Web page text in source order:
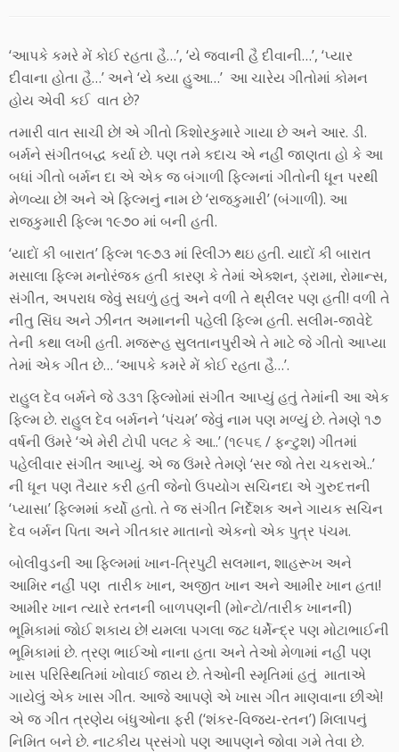
‘આપકે કમરે મેં કોઈ રહતા હૈ…’, ‘યે જવાની હૈ દીવાની…’, ‘પ્યાર
દીવાના હોતા હૈ…’ અને ‘યે ક્યા હુઆ…’ આ ચારેય ગીતોમાં કોમન
હોય એવી કઈ વાત છે?
તમારી વાત સાચી છે! એ ગીતો કિશોરકુમારે ગાયા છે અને આર. ડી.
બર્મને સંગીતબદ્ધ કર્યા છે. પણ તમે કદાચ એ નહીં જાણતા હો કે આ
બધાં ગીતો બર્મન દા એ એક જ બંગાળી ફિલ્મનાં ગીતોની ધૂન પરથી
મેળવ્યા છે! અને એ ફિલ્મનું નામ છે ‘રાજકુમારી’ (બંગાળી). આ
રાજકુમારી ફિલ્મ ૧૯૭૦ માં બની હતી.
‘યાદોં કી બારાત’ ફિલ્મ ૧૯૭૩ માં રિલીઝ થઇ હતી. યાદોં કી બારાત
મસાલા ફિલ્મ મનોરંજક હતી કારણ કે તેમાં એક્શન, ડ્રામા, રોમાન્સ,
સંગીત, અપરાધ જેવું સઘળું હતું અને વળી તે થ્રીલર પણ હતી! વળી તે
નીતુ સિંઘ અને ઝીનત અમાનની પહેલી ફિલ્મ હતી. સલીમ-જાવેદે
તેની કથા લખી હતી. મજરૂહ સુલતાનપુરીએ તે માટે જે ગીતો આપ્યા
તેમાં એક ગીત છે… ‘આપકે કમરે મેં કોઈ રહતા હૈ…’.
રાહુલ દેવ બર્મને જે ૩૩૧ ફિલ્મોમાં સંગીત આપ્યું હતું તેમાંની આ એક
ફિલ્મ છે. રાહુલ દેવ બર્મનને ‘પંચમ’ જેવું નામ પણ મળ્યું છે. તેમણે ૧૭
વર્ષની ઉંમરે ‘એ મેરી ટોપી પલટ કે આ..’ (૧૯૫૬ / ફન્ટુશ) ગીતમાં
પહેલીવાર સંગીત આપ્યું. એ જ ઉંમરે તેમણે ‘સર જો તેરા ચકરાએ..’
ની ધૂન પણ તૈયાર કરી હતી જેનો ઉપયોગ સચિનદા એ ગુરુદત્તની
‘પ્યાસા’ ફિલ્મમાં કર્યો હતો. તે જ સંગીત નિર્દેશક અને ગાયક સચિન
દેવ બર્મન પિતા અને ગીતકાર માતાનો એકનો એક પુત્ર પંચમ.
બોલીવુડની આ ફિલ્મમાં ખાન-ત્રિપુટી સલમાન, શાહરૂખ અને
આમિર નહીં પણ તારીક ખાન, અજીત ખાન અને આમીર ખાન હતા!
આમીર ખાન ત્યારે રતનની બાળપણની (મોન્ટો/તારીક ખાનની)
ભૂમિકામાં જોઈ શકાય છે! યમલા પગલા જટ ધર્મેન્દ્ર પણ મોટાભાઈની
ભૂમિકામાં છે. ત્રણ ભાઈઓ નાના હતા અને તેઓ મેળામાં નહીં પણ
ખાસ પરિસ્થિતિમાં ખોવાઈ જાય છે. તેઓની સ્મૃતિમાં હતું માતાએ
ગાયેલું એક ખાસ ગીત. આજે આપણે એ ખાસ ગીત માણવાના છીએ!
એ જ ગીત ત્રણેય બંધુઓના ફરી (‘શંકર-વિજય-રતન’) મિલાપનું
નિમિત બને છે. નાટકીય પ્રસંગો પણ આપણને જોવા ગમે તેવા છે.